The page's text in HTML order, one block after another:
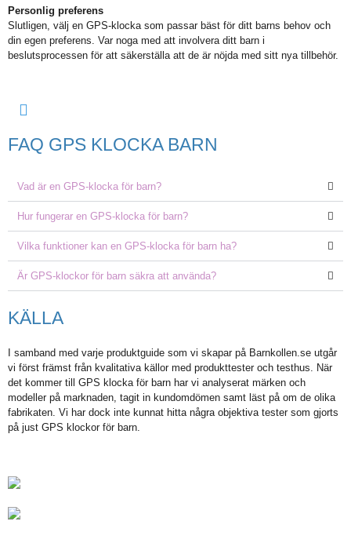
Personlig preferens
Slutligen, välj en GPS-klocka som passar bäst för ditt barns behov och
din egen preferens. Var noga med att involvera ditt barn i
beslutsprocessen för att säkerställa att de är nöjda med sitt nya tillbehör.
FAQ GPS KLOCKA BARN
Vad är en GPS-klocka för barn?
Hur fungerar en GPS-klocka för barn?
Vilka funktioner kan en GPS-klocka för barn ha?
Är GPS-klockor för barn säkra att använda?
KÄLLA
I samband med varje produktguide som vi skapar på Barnkollen.se utgår
vi först främst från kvalitativa källor med produkttester och testhus. När
det kommer till GPS klocka för barn har vi analyserat märken och
modeller på marknaden, tagit in kundomdömen samt läst på om de olika
fabrikaten. Vi har dock inte kunnat hitta några objektiva tester som gjorts
på just GPS klockor för barn.